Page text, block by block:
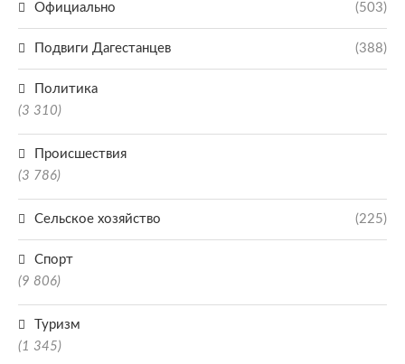
Официально (503)
Подвиги Дагестанцев (388)
Политика
(3 310)
Происшествия
(3 786)
Сельское хозяйство (225)
Спорт
(9 806)
Туризм
(1 345)